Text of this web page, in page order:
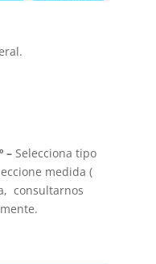
– Selecciona tipo
medida (
consultarnos